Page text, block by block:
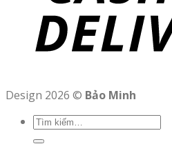
Design 2026 © Bảo Minh